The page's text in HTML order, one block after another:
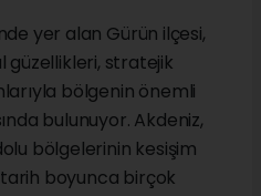
yer alan Gürün ilçesi,
güzellikleri, stratejik
bölgenin önemli
bulunuyor. Akdeniz,
bölgelerinin kesişim
boyunca birçok